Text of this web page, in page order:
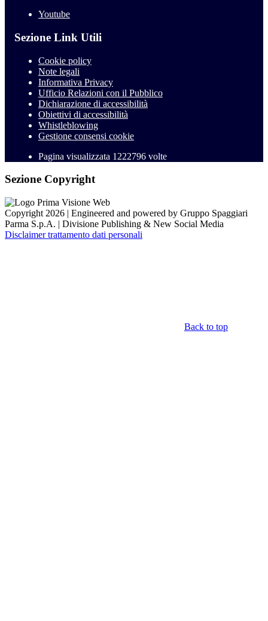
Youtube
Sezione Link Utili
Cookie policy
Note legali
Informativa Privacy
Ufficio Relazioni con il Pubblico
Dichiarazione di accessibilità
Obiettivi di accessibilità
Whistleblowing
Gestione consensi cookie
Pagina visualizzata 1222796 volte
Sezione Copyright
Copyright 2026 | Engineered and powered by Gruppo Spaggiari
Parma S.p.A. | Divisione Publishing & New Social Media
Disclaimer trattamento dati personali
Back to top